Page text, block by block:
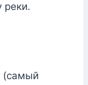
реки.
(самый